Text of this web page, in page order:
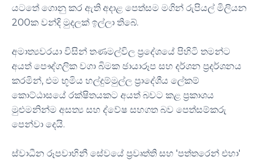
යටතේ ගොනු කර ඇති අදාළ පෙත්සම මගින් රුපියල් මිලියන
200ක වන්දි මුදලක් ඉල්ලා තිබේ.
අමාත්‍යවරයා විසින් තණමල්විල ප්‍රදේශයේ පිහිටි තමන්ට
අයත් පෞද්ගලික වගා බිමක ඡායාරූප සහ දර්ශන ප්‍රදර්ශනය
කරමින්, එම භූමිය හල්දුම්මුල්ල ප්‍රාදේශීය ලේකම්
කොට්ඨාසයේ රක්ෂිතයකට අයත් බවට කළ ප්‍රකාශය
මුළුමනින්ම අසත්‍ය සහ ද්වේෂ සහගත බව පෙත්සම්කරු
පෙන්වා දෙයි.
ස්වාධීන රූපවාහිනී සේවයේ ප්‍රවෘත්ති සහ 'පත්තරෙන් එහා'